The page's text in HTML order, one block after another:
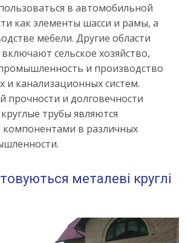
в автомобильной
как элементы шасси и рамы, а
мебели. Другие области
сельское хозяйство,
и производство
и канализационных систем.
прочности и долговечности
трубы являются
в различных
металеві круглі